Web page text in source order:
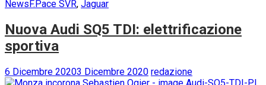
NewsF.Pace SVR, Jaguar
Nuova Audi SQ5 TDI: elettrificazione
sportiva
6 Dicembre 20203 Dicembre 2020 redazione